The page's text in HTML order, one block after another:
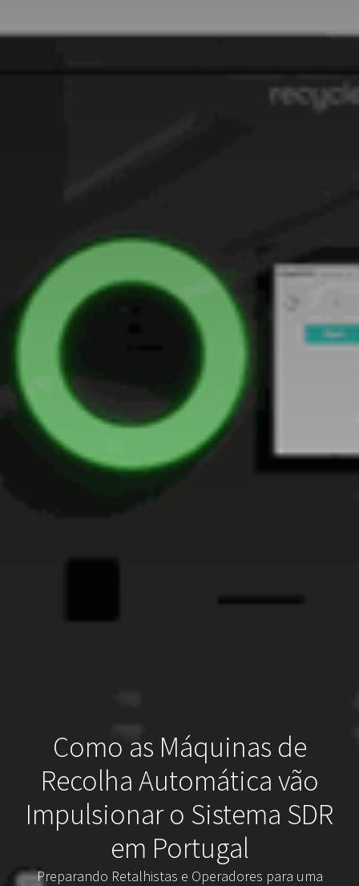
Como as Máquinas de
Recolha Automática vão
Impulsionar o Sistema SDR
em Portugal
Preparando Retalhistas e Operadores para uma